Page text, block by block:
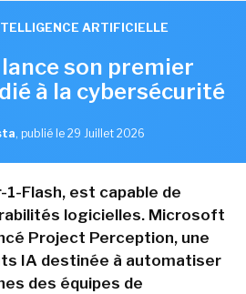
ARTIFICIELLE
son premier
à la cybersécurité
, publié le 29 Juillet 2026
Flash, est capable de
logicielles. Microsoft
Project Perception, une
IA destinée à automatiser
des équipes de